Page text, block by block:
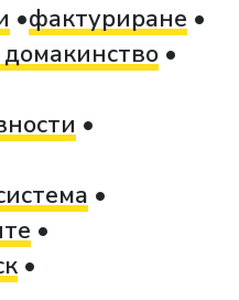
фактуриране
домакинство